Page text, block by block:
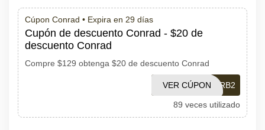
Cúpon Conrad • Expira en 29 días
Cupón de descuento Conrad - $20 de
descuento Conrad
Compre $129 obtenga $20 de descuento Conrad
DPK22RB2
VER CÚPON
89 veces utilizado